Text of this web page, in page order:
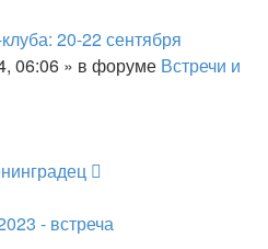
20-22 сентября
06:06 » в форуме Встречи и
- встреча